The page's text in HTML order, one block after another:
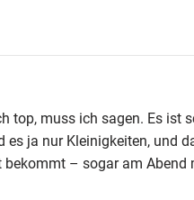
top, muss ich sagen. Es ist
ja nur Kleinigkeiten, und
– sogar am